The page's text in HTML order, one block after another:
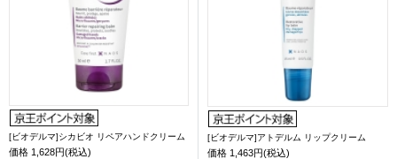
[ビオデルマ]シカビオ リペアハンドクリーム
価格 1,628円(税込)
[ビオデルマ]アトデルム リップクリーム
価格 1,463円(税込)